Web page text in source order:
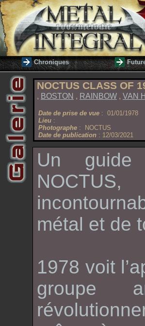
Chroniques
NOCTUS CLASS OF
, BOSTON , RAINBOW , VAN
Date de prise de vue : 01/01/1978
Lieu :
Photographe : NOCTUS
Date de publication : 12/03/2021
Un
NOCTUS,
métal et de
1978 voit
groupe